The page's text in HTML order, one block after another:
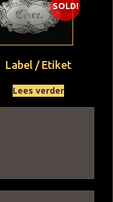
SOLD!
Label / Etiket
Lees verder